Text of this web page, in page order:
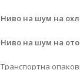
Ниво на шум на
Ниво на шум на
Транспортна